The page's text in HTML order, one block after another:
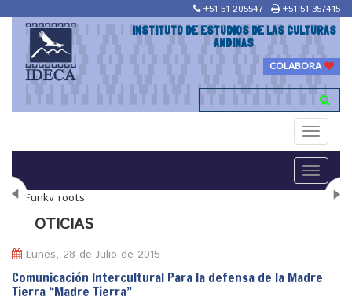
+51 51 205547 +51 51 357415
INSTITUTO DE ESTUDIOS DE LAS CULTURAS
ANDINAS
COLABORA
Toggle
Toggle
OTICIAS
Lunes, 28 de Julio de 2015
Comunicación Intercultural Para la defensa de la Madre
Tierra “Madre Tierra”